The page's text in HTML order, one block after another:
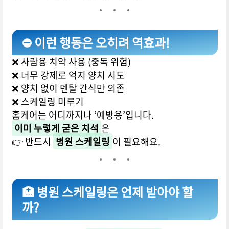
⛔ 이런 행동은 오히려 역효과!
❌ 사람용 치약 사용 (중독 위험)
❌ 너무 강제로 억지 양치 시도
❌ 양치 없이 덴탈 간식만 의존
❌ 스케일링 미루기
홈케어는 어디까지나 ‘예방용’입니다.
이미 누렇게 굳은 치석 은
👉 반드시 병원 스케일링 이 필요해요.
🏥 병원 스케일링은 언제 받아야 할
까?